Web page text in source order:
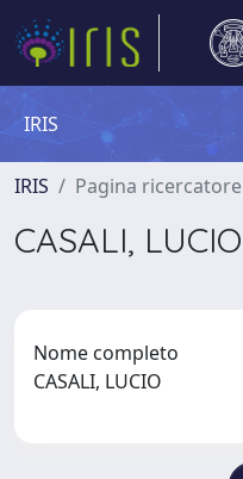
IRIS
IRIS Pagina ricercatore
CASALI, LUCIO
Nome completo
CASALI, LUCIO